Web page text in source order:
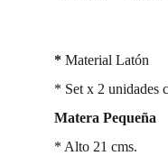
* Material Latón
* Set x 2 unidades
Matera Pequeña
* Alto 21 cms.